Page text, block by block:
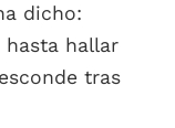
dicho:
hasta hallar
tras